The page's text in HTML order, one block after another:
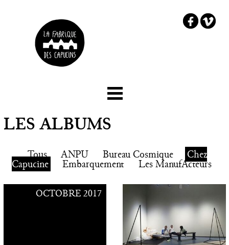
☰ Menu
Les partenaires
Comment embarquer ?
Chez Capucine
Contacts
LES ALBUMS
Tous ANPU Bureau Cosmique Chez
Capucine Embarquement Les ManufActeurs
OCTOBRE 2017